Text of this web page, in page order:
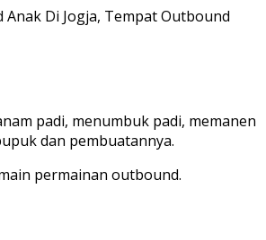
padi, menumbuk padi, memanen
dan pembuatannya.
permainan outbound.